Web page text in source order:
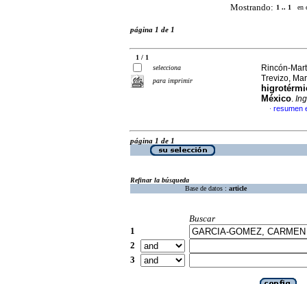
Mostrando: 1 .. 1 en
página 1 de 1
1 / 1
selecciona
para imprimir
Rincón-
Trevizo,
México.
· resumen
página 1 de 1
Refinar la búsqueda
Base de datos : article
Buscar
1
2
3